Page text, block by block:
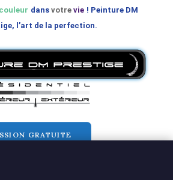
couleur dans votre vie ! Peinture DM
l’art de la perfection.
GRATUITE